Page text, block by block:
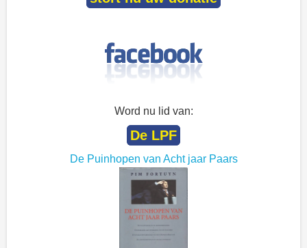
Word nu lid van:
De LPF
De Puinhopen van Acht jaar Paars